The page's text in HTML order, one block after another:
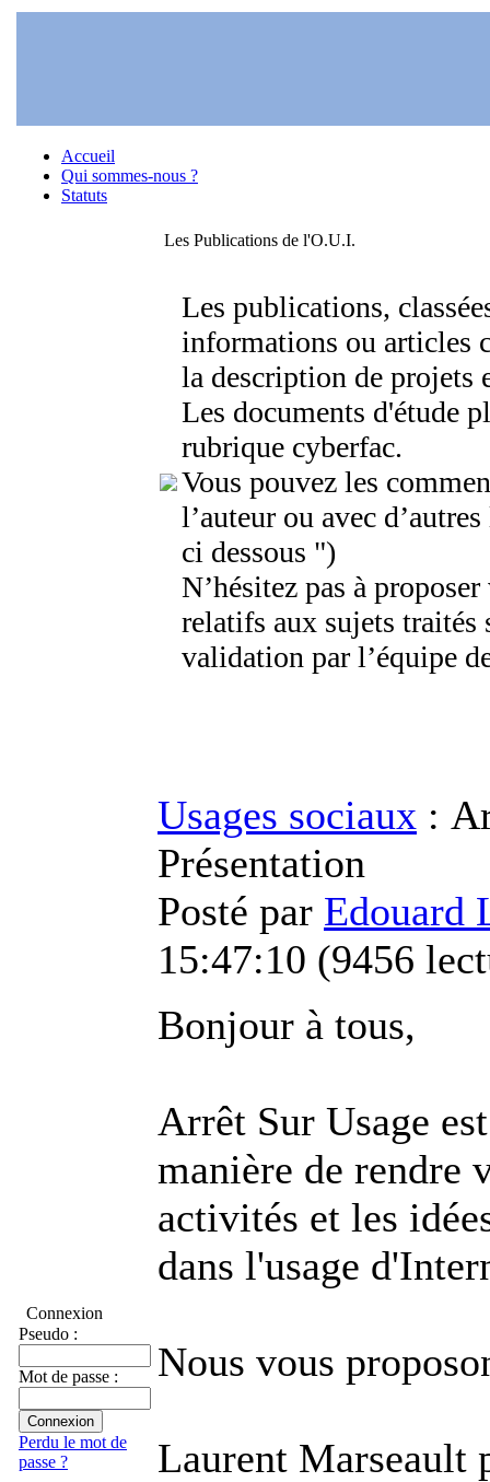
Accueil
Qui sommes-nous ?
Statuts
Connexion
Pseudo :
Mot de passe :
Perdu le mot de
passe ?
Les Publications de l'O.U.I.
Les publications,
informations ou articles
la description de projets
Les documents d'étude
rubrique cyberfac.
Vous pouvez les
l’auteur ou avec
ci dessous ")
N’hésitez pas à
relatifs aux sujets traités
validation par l’équipe
Usages sociaux :
Présentation
Posté par Edouard
15:47:10 (9456
Bonjour à tous,
Arrêt Sur Usage
manière de rendre
activités et les
dans l'usage
Nous vous
Laurent Marseault